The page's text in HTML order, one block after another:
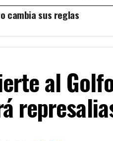
cambia sus reglas
al